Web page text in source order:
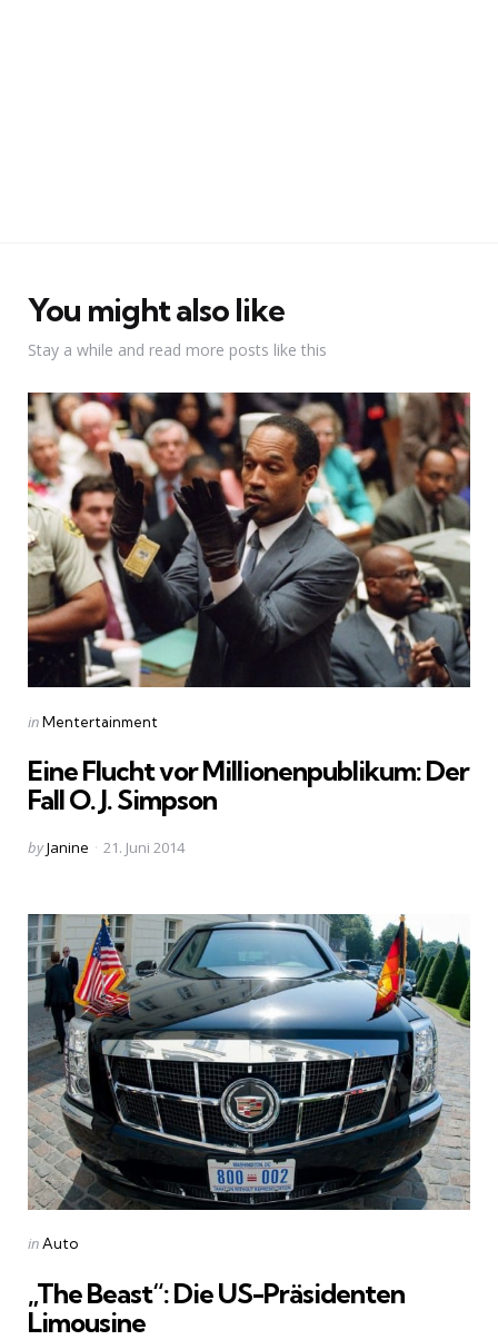
You might also like
Stay a while and read more posts like this
Categories
Posted
inMentertainment
Eine Flucht vor Millionenpublikum: Der
Fall O. J. Simpson
Posted
byJanine 21. Juni 2014
Categories
Posted
inAuto
„The Beast“: Die US-Präsidenten
Limousine